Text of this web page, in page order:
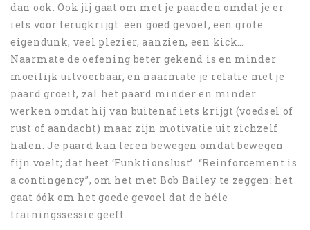
dan ook. Ook jij gaat om met je paarden omdat je er
iets voor terugkrijgt: een goed gevoel, een grote
eigendunk, veel plezier, aanzien, een kick…
Naarmate de oefening beter gekend is en minder
moeilijk uitvoerbaar, en naarmate je relatie met je
paard groeit, zal het paard minder en minder
werken omdat hij van buitenaf iets krijgt (voedsel of
rust of aandacht) maar zijn motivatie uit zichzelf
halen. Je paard kan leren bewegen omdat bewegen
fijn voelt; dat heet ‘Funktionslust’. “Reinforcement is
a contingency”, om het met Bob Bailey te zeggen: het
gaat óók om het goede gevoel dat de héle
trainingssessie geeft.